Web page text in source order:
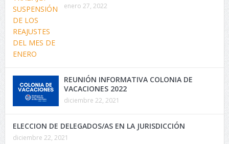
enero 27, 2022
REUNIÓN INFORMATIVA COLONIA DE
VACACIONES 2022
diciembre 22, 2021
ELECCION DE DELEGADOS/AS EN LA JURISDICCIÓN
diciembre 22, 2021